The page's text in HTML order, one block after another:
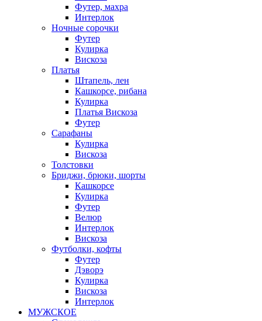
Футер, махра
Интерлок
Ночные сорочки
Футер
Кулирка
Вискоза
Платья
Штапель, лен
Кашкорсе, рибана
Кулирка
Платья Вискоза
Футер
Сарафаны
Кулирка
Вискоза
Толстовки
Бриджи, брюки, шорты
Кашкорсе
Кулирка
Футер
Велюр
Интерлок
Вискоза
Футболки, кофты
Футер
Дэворэ
Кулирка
Вискоза
Интерлок
МУЖСКОЕ